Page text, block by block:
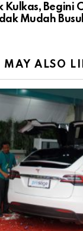
Kulkas, Begini
Mudah
MAY ALSO